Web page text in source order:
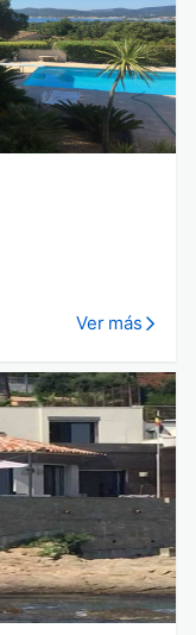
Ver más